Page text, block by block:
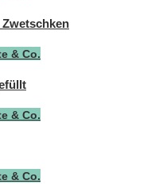
& Co.
& Co.
& Co.